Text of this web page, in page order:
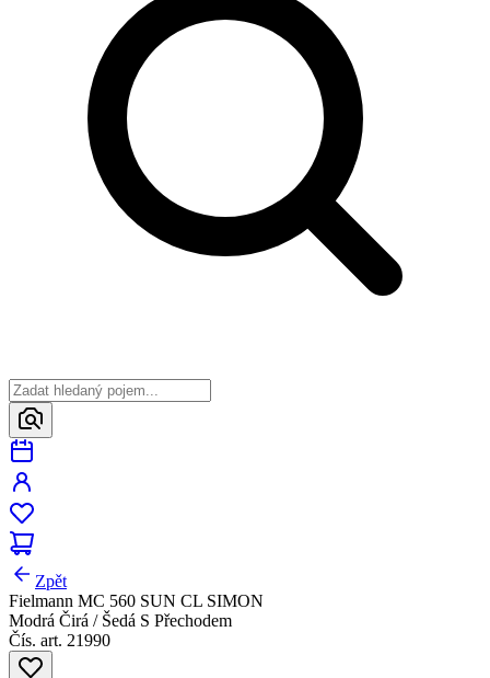
Zpět
Fielmann MC 560 SUN CL SIMON
Modrá Čirá / Šedá S Přechodem
Čís. art. 21990